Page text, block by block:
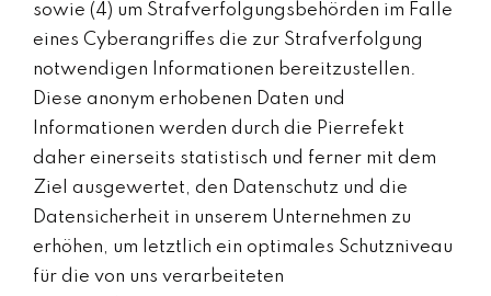
sowie (4) um Strafverfolgungsbehörden im Falle
eines Cyberangriffes die zur Strafverfolgung
notwendigen Informationen bereitzustellen.
Diese anonym erhobenen Daten und
Informationen werden durch die Pierrefekt
daher einerseits statistisch und ferner mit dem
Ziel ausgewertet, den Datenschutz und die
Datensicherheit in unserem Unternehmen zu
erhöhen, um letztlich ein optimales Schutzniveau
für die von uns verarbeiteten